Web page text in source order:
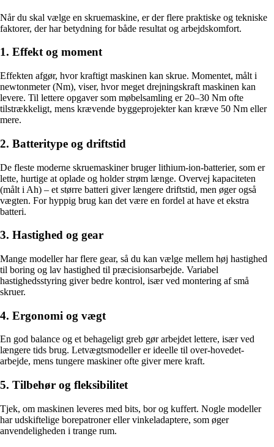
Når du skal vælge en skruemaskine, er der flere praktiske og tekniske
faktorer, der har betydning for både resultat og arbejdskomfort.
1. Effekt og moment
Effekten afgør, hvor kraftigt maskinen kan skrue. Momentet, målt i
newtonmeter (Nm), viser, hvor meget drejningskraft maskinen kan
levere. Til lettere opgaver som møbelsamling er 20–30 Nm ofte
tilstrækkeligt, mens krævende byggeprojekter kan kræve 50 Nm eller
mere.
2. Batteritype og driftstid
De fleste moderne skruemaskiner bruger lithium-ion-batterier, som er
lette, hurtige at oplade og holder strøm længe. Overvej kapaciteten
(målt i Ah) – et større batteri giver længere driftstid, men øger også
vægten. For hyppig brug kan det være en fordel at have et ekstra
batteri.
3. Hastighed og gear
Mange modeller har flere gear, så du kan vælge mellem høj hastighed
til boring og lav hastighed til præcisionsarbejde. Variabel
hastighedsstyring giver bedre kontrol, især ved montering af små
skruer.
4. Ergonomi og vægt
En god balance og et behageligt greb gør arbejdet lettere, især ved
længere tids brug. Letvægtsmodeller er ideelle til over-hovedet-
arbejde, mens tungere maskiner ofte giver mere kraft.
5. Tilbehør og fleksibilitet
Tjek, om maskinen leveres med bits, bor og kuffert. Nogle modeller
har udskiftelige borepatroner eller vinkeladaptere, som øger
anvendeligheden i trange rum.